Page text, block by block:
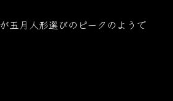
五月人形選びのピークのようで